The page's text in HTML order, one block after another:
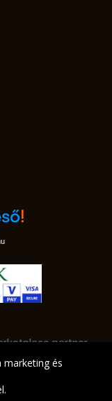
partner
marketing és